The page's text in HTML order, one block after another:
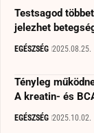
Testsagod
jelezhet
EGÉSZSÉG 2025.08.25.
Tényleg
A kreatin- és
EGÉSZSÉG 2025.10.02.